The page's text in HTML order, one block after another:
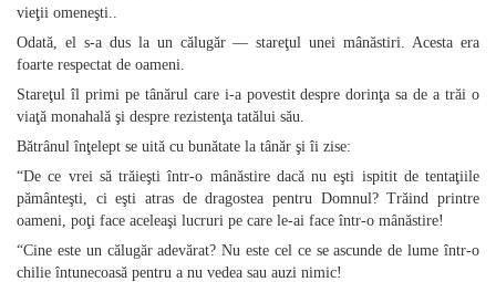
vieţii omeneşti..
Odată, el s‑a dus la un călugăr — stareţul unei mânăstiri. Acesta era
foarte respectat de oameni.
Stareţul îl primi pe tânărul care i‑a povestit despre dorinţa sa de a trăi o
viaţă monahală şi despre rezistenţa tatălui său.
Bătrânul înţelept se uită cu bunătate la tânăr şi îi zise:
“De ce vrei să trăieşti într‑o mânăstire dacă nu eşti ispitit de tentaţiile
pământeşti, ci eşti atras de dragostea pentru Domnul? Trăind printre
oameni, poţi face aceleaşi lucruri pe care le‑ai face într‑o mânăstire!
“Cine este un călugăr adevărat? Nu este cel ce se ascunde de lume într‑o
chilie întunecoasă pentru a nu vedea sau auzi nimic!